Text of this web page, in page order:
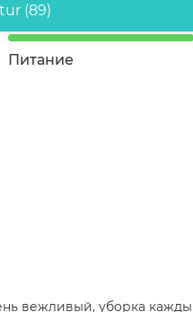
(89)
Питание
вежливый, уборка